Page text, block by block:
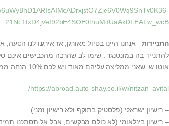
21Nd1fxD4jVef92bE4SOE0thuMdUaAkDLEALw_wcB
התניידות– אנחנו היינו בטיול מאורגן, אז אירגנו לנו
להתנייד בה במונטנגרו. שימו לב שהרבה מהכבישים אינם
אוטו שי שאני ממליצה עליהם מאוד ויש לכם 10% הנחה ממני להשכרת רכב בלינק הזה:
https://abroad.auto-shay.co.il/wl/nitzan_avital/
– רישיון ישראלי (פלסטיק בתוקף ולא רישיון זמני).
– רישיון בינלאומי (לא כולם מבקשים, אבל אל תסתכנו